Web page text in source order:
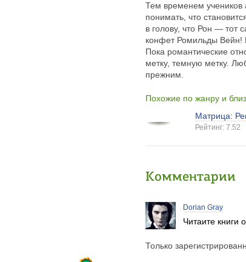
Тем временем учеников
понимать, что
в голову, что Рон — тот
конфет Ромильды Вейн!
Пока романтические
метку, темную метку.
прежним.
Похожие по жанру и
Матрица:
Рейтинг: 7.52
Комментарии
Dorian Gray
Читаите книги
Только